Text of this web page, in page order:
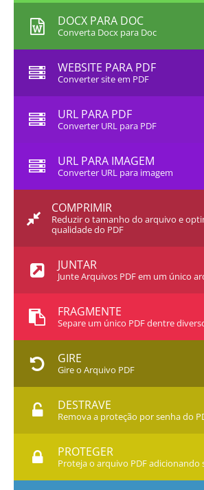
DOCX PARA DOC
Converta Docx para Doc
WEBSITE PARA PDF
Converter site em PDF
URL PARA PDF
Converter URL para PDF
URL PARA IMAGEM
Converter URL para imagem
COMPRIMIR
Reduzir o tamanho do arquivo e
qualidade do PDF
JUNTAR
Junte Arquivos PDF em um único
FRAGMENTE
Separe um único PDF dentre
GIRE
Gire o Arquivo PDF
DESTRAVE
Remova a proteção por senha do
PROTEGER
Proteja o arquivo PDF adicionando